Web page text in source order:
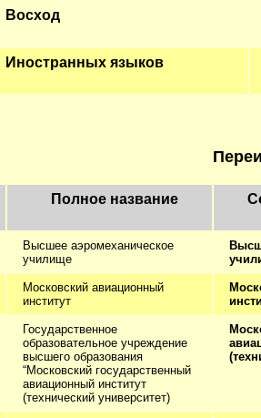
Восход
Иностранных языков
Полное название
Высшее аэромеханическое
училище
Московский авиационный
институт
Государственное
образовательное учреждение
высшего образования
“Московский государственный
авиационный институт
(технический университет)